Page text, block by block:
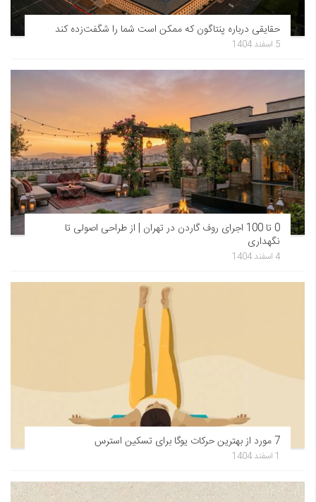
حقایقی درباره پنتاگون که ممکن است شما را شگفت‌زده کند
5 اسفند 1404
0 تا 100 اجرای روف گاردن در تهران | از طراحی اصولی تا
نگهداری
4 اسفند 1404
7 مورد از بهترین حرکات یوگا برای تسکین استرس
1 اسفند 1404